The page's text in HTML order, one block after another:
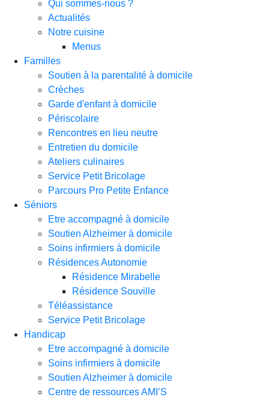
Qui sommes-nous ?
Actualités
Notre cuisine
Menus
Familles
Soutien à la parentalité à domicile
Crèches
Garde d'enfant à domicile
Périscolaire
Rencontres en lieu neutre
Entretien du domicile
Ateliers culinaires
Service Petit Bricolage
Parcours Pro Petite Enfance
Séniors
Etre accompagné à domicile
Soutien Alzheimer à domicile
Soins infirmiers à domicile
Résidences Autonomie
Résidence Mirabelle
Résidence Souville
Téléassistance
Service Petit Bricolage
Handicap
Etre accompagné à domicile
Soins infirmiers à domicile
Soutien Alzheimer à domicile
Centre de ressources AMI’S